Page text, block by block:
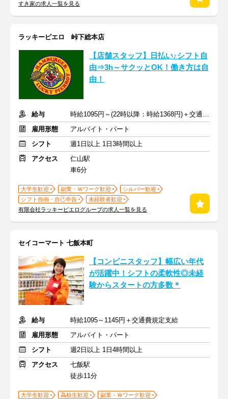
すき家の求人一覧を見る
ラッキーピエロ 峠下総本店
【店舗スタッフ】日払い♪シフト自
由⇒3h～サクッとOK！働き方は自
由！
給与
時給1095円～(22時以降：時給1368円)＋交通費規定支給
雇用形態
アルバイト・パート
シフト
週1日以上 1日3時間以上
アクセス
仁山駅
車6分
大学生歓迎 副業・Ｗワーク歓迎
シルバー歓迎
シフト自由・自己申告
未経験者歓迎
有限会社ラッキーピエログループの求人一覧を見る
セイコーマート 七飯本町
【コンビニスタッフ】幅広い年代
が活躍中！シフトの柔軟性◎未経
験からスタートの方多数＊
給与
時給1095～1145円＋交通費規定支給
雇用形態
アルバイト・パート
シフト
週2日以上 1日4時間以上
アクセス
七飯駅
徒歩11分
大学生歓迎 高校生歓迎
副業・Ｗワーク歓迎